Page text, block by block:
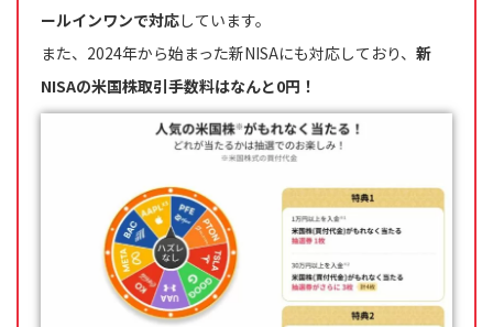
ールインワンで対応しています。
また、2024年から始まった新NISAにも対応しており、 新
NISAの米国株取引手数料はなんと0円！